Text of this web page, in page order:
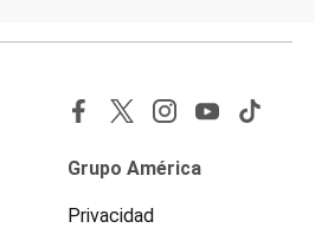
Grupo América
Privacidad